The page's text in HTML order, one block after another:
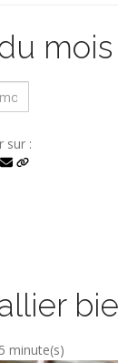
mois
sur :
minute(s)